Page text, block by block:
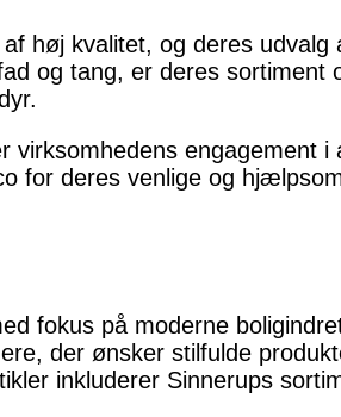
høj kvalitet, og deres udvalg
og tang, er deres sortiment
engagement i
for deres venlige og
fokus på moderne
der ønsker stilfulde
inkluderer Sinnerups